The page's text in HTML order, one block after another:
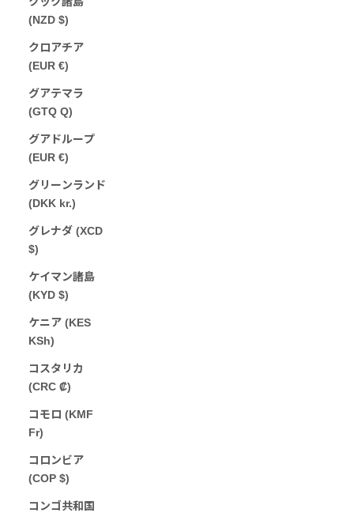
(NZD $)
クロアチア
(EUR €)
グアテマラ
(GTQ Q)
グアドループ
(EUR €)
グリーンランド
(DKK kr.)
グレナダ (XCD
$)
ケイマン諸島
(KYD $)
ケニア (KES
KSh)
コスタリカ
(CRC ₡)
コモロ (KMF
Fr)
コロンビア
(COP $)
コンゴ共和国